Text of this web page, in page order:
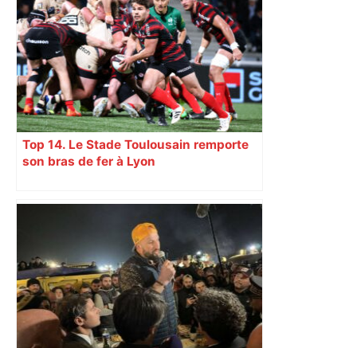
Top 14. Le Stade Toulousain remporte
son bras de fer à Lyon